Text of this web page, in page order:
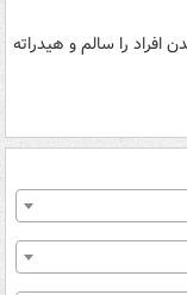
افراد را سالم و هیدراته